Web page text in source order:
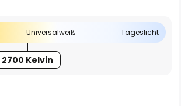
Universalweiß Tageslicht
2700 Kelvin